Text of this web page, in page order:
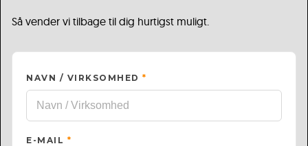
Så vender vi tilbage til dig hurtigst muligt.
NAVN / VIRKSOMHED *
E-MAIL *